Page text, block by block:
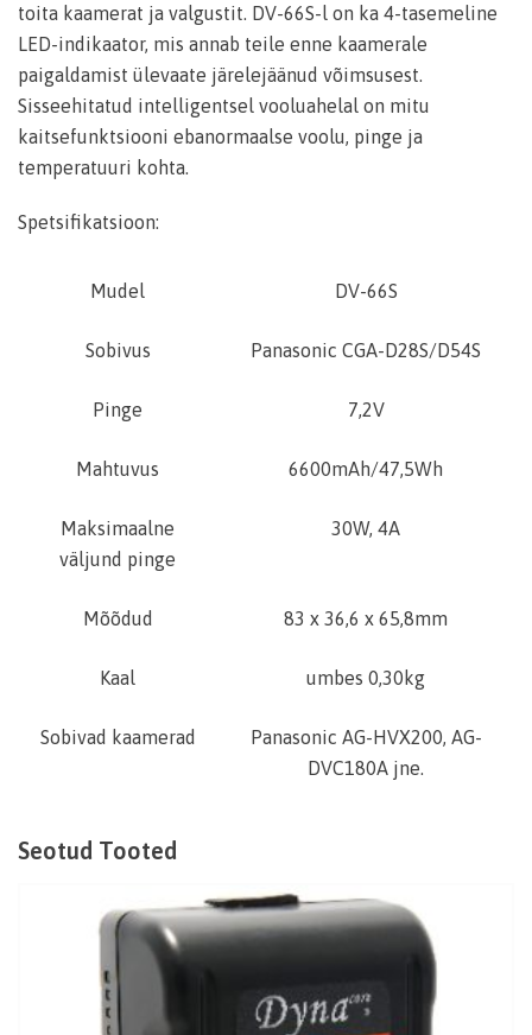
toita kaamerat ja valgustit. DV-66S-l on ka 4-tasemeline
LED-indikaator, mis annab teile enne kaamerale
paigaldamist ülevaate järelejäänud võimsusest.
Sisseehitatud intelligentsel vooluahelal on mitu
kaitsefunktsiooni ebanormaalse voolu, pinge ja
temperatuuri kohta.
Spetsifikatsioon:
Mudel DV-66S
Sobivus Panasonic CGA-D28S/D54S
Pinge 7,2V
Mahtuvus 6600mAh/47,5Wh
Maksimaalne
väljund pinge
30W, 4A
Mõõdud 83 x 36,6 x 65,8mm
Kaal umbes 0,30kg
Sobivad kaamerad
Panasonic AG-HVX200, AG-
DVC180A jne.
Seotud Tooted